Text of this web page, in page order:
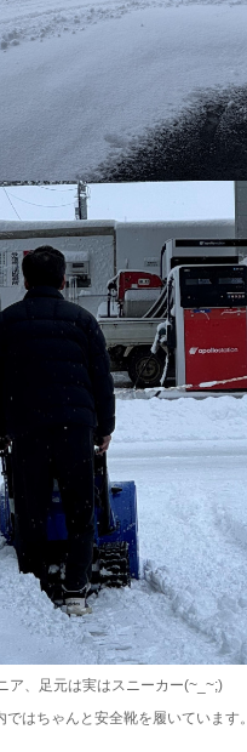
ア、足元は実はスニーカー(~_~;)
はちゃんと安全靴を履いています。